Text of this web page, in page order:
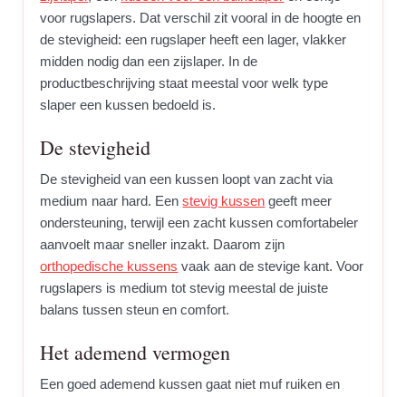
voor rugslapers. Dat verschil zit vooral in de hoogte en
de stevigheid: een rugslaper heeft een lager, vlakker
midden nodig dan een zijslaper. In de
productbeschrijving staat meestal voor welk type
slaper een kussen bedoeld is.
De stevigheid
De stevigheid van een kussen loopt van zacht via
medium naar hard. Eenstevig kussen geeft meer
ondersteuning, terwijl een zacht kussen comfortabeler
aanvoelt maar sneller inzakt. Daarom zijn
orthopedische kussens vaak aan de stevige kant. Voor
rugslapers is medium tot stevig meestal de juiste
balans tussen steun en comfort.
Het ademend vermogen
Een goed ademend kussen gaat niet muf ruiken en